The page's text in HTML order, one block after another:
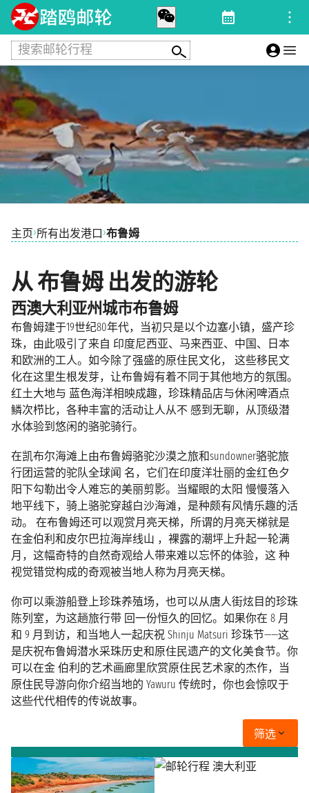
搜索邮轮行程
主页›所有出发港口›布鲁姆
从 布鲁姆 出发的游轮
西澳大利亚州城市布鲁姆
布鲁姆建于19世纪80年代，当初只是以个边塞小镇，盛产珍
珠，由此吸引了来自 印度尼西亚、马来西亚、中国、日本
和欧洲的工人。如今除了强盛的原住民文化， 这些移民文
化在这里生根发芽，让布鲁姆有着不同于其他地方的氛围。
红土大地与 蓝色海洋相映成趣，珍珠精品店与休闲啤酒点
鳞次栉比，各种丰富的活动让人从不 感到无聊，从顶级潜
水体验到悠闲的骆驼骑行。
在凯布尔海滩上由布鲁姆骆驼沙漠之旅和sundowner骆驼旅
行团运营的驼队全球闻 名，它们在印度洋壮丽的金红色夕
阳下勾勒出令人难忘的美丽剪影。当耀眼的太阳 慢慢落入
地平线下，骑上骆驼穿越白沙海滩，是种颇有风情乐趣的活
动。 在布鲁姆还可以观赏月亮天梯，所谓的月亮天梯就是
在金伯利和皮尔巴拉海岸线山 ，裸露的潮坪上升起一轮满
月，这幅奇特的自然奇观给人带来难以忘怀的体验，这 种
视觉错觉构成的奇观被当地人称为月亮天梯。
你可以乘游船登上珍珠养殖场，也可以从唐人街炫目的珍珠
陈列室，为这趟旅行带 回一份恒久的回忆。如果你在 8 月
和 9 月到访，和当地人一起庆祝 Shinju Matsuri 珍珠节——这
是庆祝布鲁姆潜水采珠历史和原住民遗产的文化美食节。你
可以在金 伯利的艺术画廊里欣赏原住民艺术家的杰作，当
原住民导游向你介绍当地的 Yawuru 传统时，你也会惊叹于
这些代代相传的传说故事。
筛选